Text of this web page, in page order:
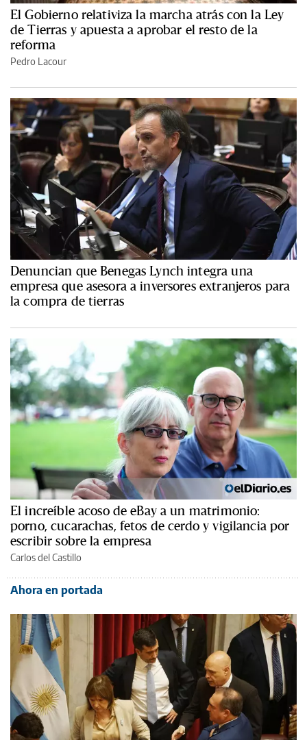
El Gobierno relativiza la marcha atrás con la Ley
de Tierras y apuesta a aprobar el resto de la
reforma
Pedro Lacour
Denuncian que Benegas Lynch integra una
empresa que asesora a inversores extranjeros para
la compra de tierras
El increíble acoso de eBay a un matrimonio:
porno, cucarachas, fetos de cerdo y vigilancia por
escribir sobre la empresa
Carlos del Castillo
Ahora en portada